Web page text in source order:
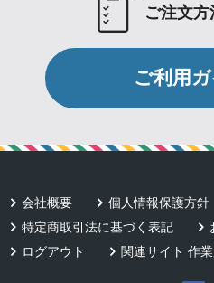
ご注文
ご利用
会社概要
個人情報保護方針
特定商取引法に基づく表記
ログアウト
関連サイト 作